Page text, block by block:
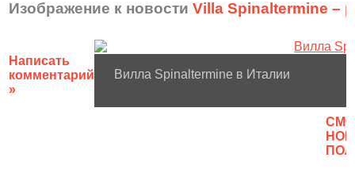
Изображение к новостиVilla Spinaltermine –
Написать
комментарий
»
Вилла Spinaltermine в Италии